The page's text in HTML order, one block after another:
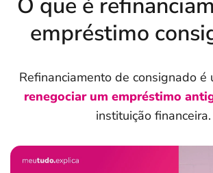
empréstimo
Refinanciamento de consignado é
renegociar um empréstimo
instituição financeira.